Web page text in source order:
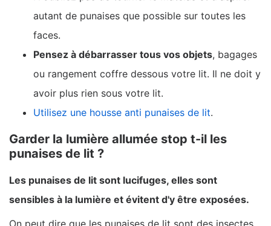
autant de punaises que possible sur toutes les
faces.
Pensez à débarrasser tous vos objets, bagages
ou rangement coffre dessous votre lit. Il ne doit y
avoir plus rien sous votre lit.
Utilisez une housse anti punaises de lit.
Garder la lumière allumée stop t-il les
punaises de lit ?
Les punaises de lit sont lucifuges, elles sont
sensibles à la lumière et évitent d'y être exposées.